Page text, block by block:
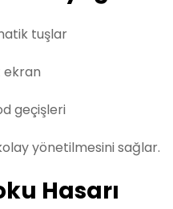
tuşlar
ekran
geçişleri
yönetilmesini sağlar.
Hasarı